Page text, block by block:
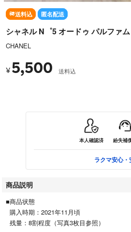
送料込 匿名配送
シャネル N゜5 オードゥ パルファ
CHANEL
¥ 5,500 送料込
本人確認済 紛失補
ラクマ安心
商品説明
■商品状態
購入時期：2021年11月頃
残量：8割程度（写真3枚目参照）